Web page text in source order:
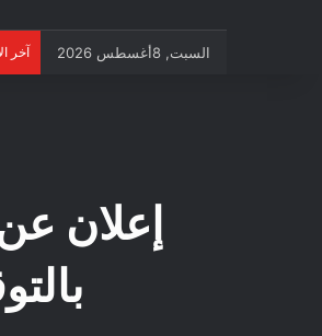
السبت, 8أغسطس 2026 آخر
إعلان